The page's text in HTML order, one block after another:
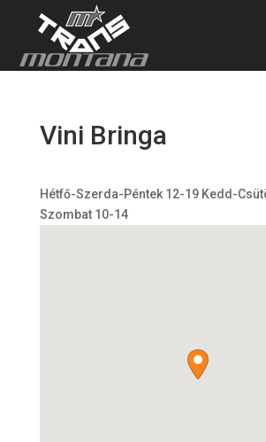
Vini Bringa
Hétfő-Szerda-Péntek 12-19 Kedd-
Szombat 10-14